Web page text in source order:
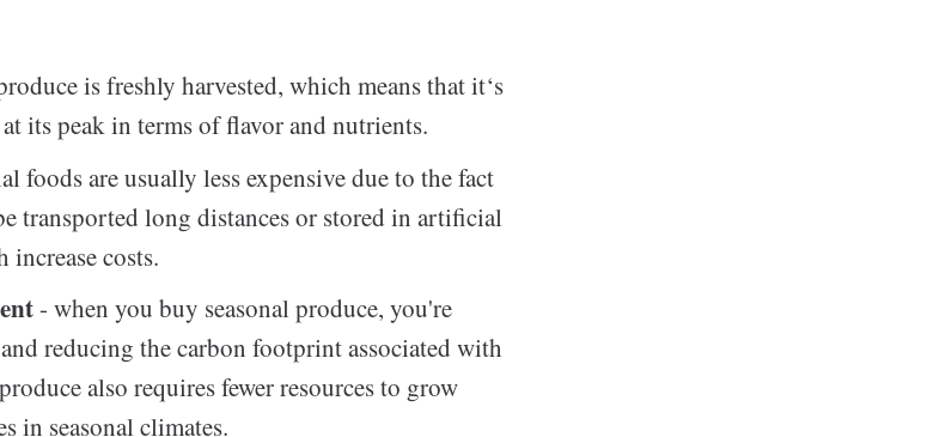
is freshly harvested, which means that it‘s
its peak in terms of flavor and nutrients.
foods are usually less expensive due to the fact
transported long distances or stored in artificial
costs.
- when you buy seasonal produce, you're
reducing the carbon footprint associated with
also requires fewer resources to grow
in seasonal climates.